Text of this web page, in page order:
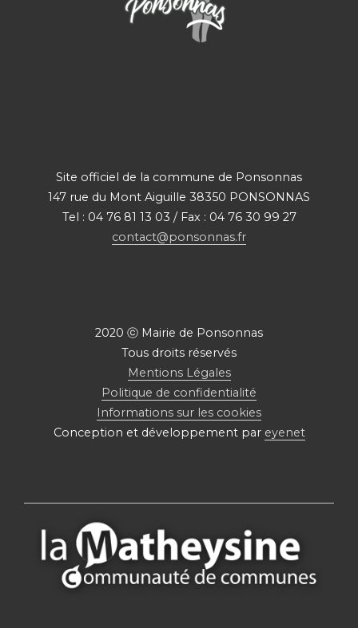
Site officiel de la commune de Ponsonnas
147 rue du Mont Aiguille 38350 PONSONNAS
Tel : 04 76 81 13 03 / Fax : 04 76 30 99 27
contact@ponsonnas.fr
2020 ⓒ Mairie de Ponsonnas
Tous droits réservés
Mentions Légales
Politique de confidentialité
Informations sur les cookies
Conception et développement par eyenet